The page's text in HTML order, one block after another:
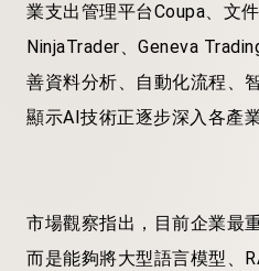
業支出管理平台Coupa、文
NinjaTrader、Geneva
善資料分析、自動化流程、
顯示AI技術正逐步深入各產
市場觀察指出，目前企業最
而是能夠將大型語言模型、